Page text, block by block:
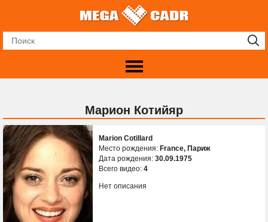
Марион Котийяр
Marion Cotillard
Место рождения: France, Париж
Дата рождения: 30.09.1975
Всего видео: 4
Нет описания